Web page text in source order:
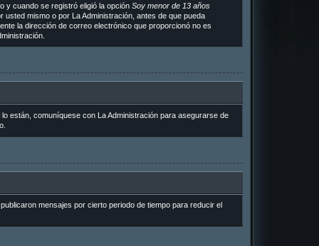
y cuando se registró eligió la opción Soy menor de 13 años
mismo o por La Administración, antes de que pueda
la dirección de correo electrónico que proporcionó no es
están, comuníquese con La Administración para asegurarse de
mensajes por cierto periodo de tiempo para reducir el